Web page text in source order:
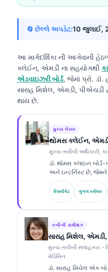
🔄 છેલ્લે અપડેટ:10 જુલાઈ,
આ માર્ગદર્શિકા ની આગેવાની
ક્લેઈન, એમડી ના સહયોગથી
એડવાઇઝરી બોર્ડ, જેમાં પ્રો.
સારાહ મિશેલ, એમડી, પીએચડી
થાય છે.
મુખ્ય લેખક
થોમસ ક્લેઈન,
મુખ્ય તબીબી અધિકારી,
ડૉ. થોમસ ક્લાઇન
અને ઇન્ટર્નિસ્ટ છે, જેમને
ક્લિનિકલ વિશ્લેષણમાં
AI ખાતે ચીફ મેડિકલ
ન્યુરલ નેટવર્કની
પ્રકાશિત કરી ચૂક્યા છે.
રિસર્ચગેટ ગુગલ સ્કોલર
તબીબી સમીક્ષક
સારાહ મિશેલ,
મુખ્ય તબીબી સલાહકાર -
મેડિસિન
ડૉ. સારાહ મિચેલ એક